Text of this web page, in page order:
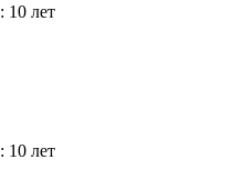
: 10 лет
: 10 лет